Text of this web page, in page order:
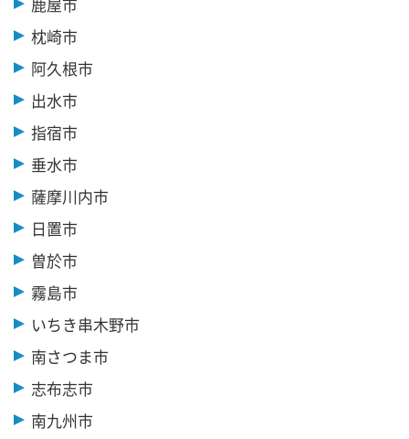
枕崎市
阿久根市
出水市
指宿市
垂水市
薩摩川内市
日置市
曽於市
霧島市
いちき串木野市
南さつま市
志布志市
南九州市